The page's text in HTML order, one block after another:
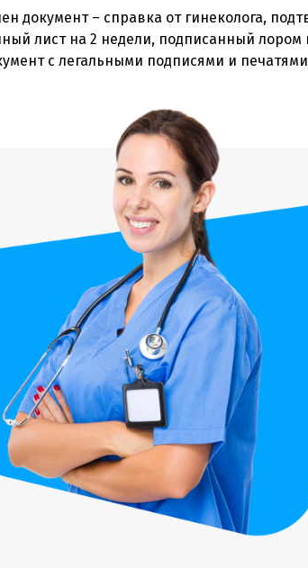
документ – справка от гинеколога,
лист на 2 недели, подписанный лором
с легальными подписями и